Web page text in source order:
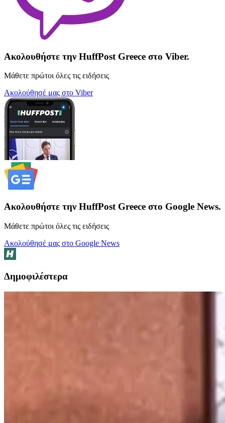
Ακολουθήστε την HuffPost Greece στο Viber.
Μάθετε πρώτοι όλες τις ειδήσεις
Ακολούθησέ μας στο Viber
Ακολουθήστε την HuffPost Greece στο Google News.
Μάθετε πρώτοι όλες τις ειδήσεις
Ακολούθησέ μας στο Google News
Δημοφιλέστερα